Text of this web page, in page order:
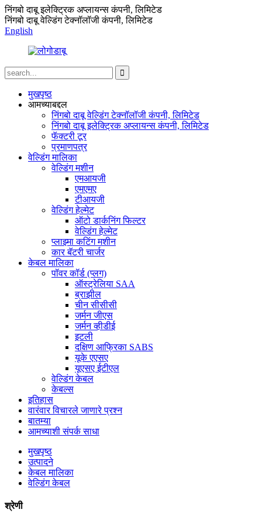
निंगबो दाबू इलेक्ट्रिक अप्लायन्स कंपनी, लिमिटेड
निंगबो दाबू वेल्डिंग टेक्नॉलॉजी कंपनी, लिमिटेड
English
मुखपृष्ठ
आमच्याबद्दल
निंगबो दाबू वेल्डिंग टेक्नॉलॉजी कंपनी, लिमिटेड
निंगबो दाबू इलेक्ट्रिक अप्लायन्स कंपनी, लिमिटेड
फॅक्टरी टूर
प्रमाणपत्र
वेल्डिंग मालिका
वेल्डिंग मशीन
एमआयजी
एमएमए
टीआयजी
वेल्डिंग हेल्मेट
ऑटो डार्कनिंग फिल्टर
वेल्डिंग हेल्मेट
प्लाझ्मा कटिंग मशीन
कार बॅटरी चार्जर
केबल मालिका
पॉवर कॉर्ड (प्लग)
ऑस्ट्रेलिया SAA
ब्राझील
चीन सीसीसी
जर्मन जीएस
जर्मन व्हीडीई
इटली
दक्षिण आफ्रिका SABS
यूके एएसए
यूएसए ईटीएल
वेल्डिंग केबल
केबल्स
इतिहास
वारंवार विचारले जाणारे प्रश्न
बातम्या
आमच्याशी संपर्क साधा
मुखपृष्ठ
उत्पादने
केबल मालिका
वेल्डिंग केबल
श्रेणी